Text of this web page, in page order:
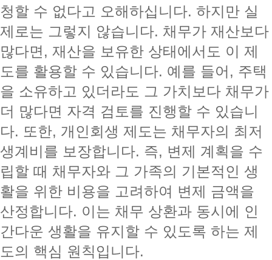
청할 수 없다고 오해하십니다. 하지만 실
제로는 그렇지 않습니다. 채무가 재산보다
많다면, 재산을 보유한 상태에서도 이 제
도를 활용할 수 있습니다. 예를 들어, 주택
을 소유하고 있더라도 그 가치보다 채무가
더 많다면 자격 검토를 진행할 수 있습니
다. 또한, 개인회생 제도는 채무자의 최저
생계비를 보장합니다. 즉, 변제 계획을 수
립할 때 채무자와 그 가족의 기본적인 생
활을 위한 비용을 고려하여 변제 금액을
산정합니다. 이는 채무 상환과 동시에 인
간다운 생활을 유지할 수 있도록 하는 제
도의 핵심 원칙입니다.